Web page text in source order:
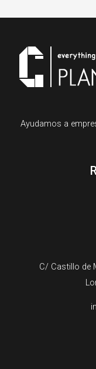
Ayudamos a
C/ Castillo de